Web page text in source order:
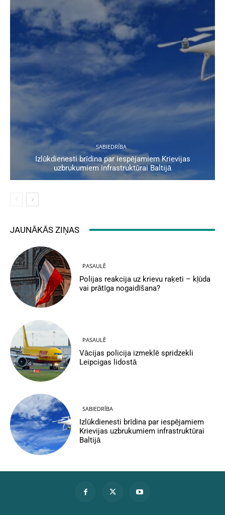
SABIEDRĪBA
Izlūkdienesti brīdina par iespējamiem Krievijas
uzbrukumiem infrastruktūrai Baltijā
JAUNĀKĀS ZIŅAS
PASAULĒ
Polijas reakcija uz krievu raķeti – kļūda
vai prātīga nogaidīšana?
PASAULĒ
Vācijas policija izmeklē spridzekli
Leipcigas lidostā
SABIEDRĪBA
Izlūkdienesti brīdina par iespējamiem
Krievijas uzbrukumiem infrastruktūrai
Baltijā